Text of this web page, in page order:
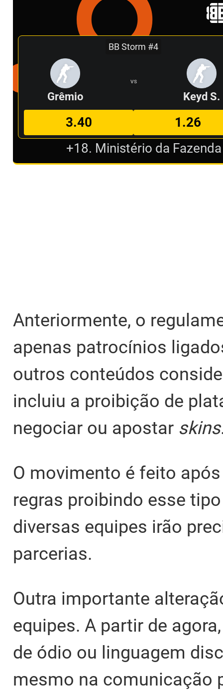
BB Storm #4
Grêmio
VS
Keyd S.
3.40
1.26
+18. Ministério da
Anteriormente, o
apenas patrocínios
outros conteúdos
incluiu a proibição de
negociar ou apostar skins
O movimento é feito
regras proibindo esse
diversas equipes irão
parcerias.
Outra importante
equipes. A partir de
de ódio ou linguagem
mesmo na comunicação